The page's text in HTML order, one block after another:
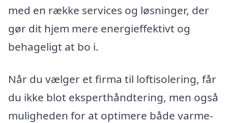
med en række services og løsninger, der
gør dit hjem mere energieffektivt og
behageligt at bo i.
Når du vælger et firma til loftisolering, får
du ikke blot eksperthåndtering, men også
muligheden for at optimere både varme-